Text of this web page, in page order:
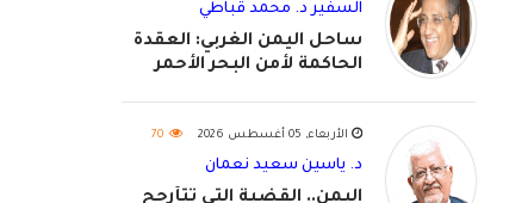
السفير د. محمد قباطي
ساحل اليمن الغربي: العقدة
الحاكمة لأمن البحر الأحمر
الأربعاء, 05 أغسطس 2026 70
د. ياسين سعيد نعمان
اليمن.. القضية التي تتأرجح